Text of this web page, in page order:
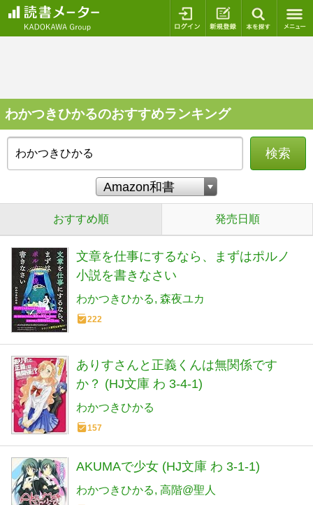
ログイン 新規登録
わかつきひかるのおすすめランキング
検索
おすすめ順 発売日順
文章を仕事にするなら、まずはポルノ
小説を書きなさい
わかつきひかる 森夜ユカ
222
ありすさんと正義くんは無関係です
か？ (HJ文庫 わ 3-4-1)
わかつきひかる
157
AKUMAで少女 (HJ文庫 わ 3-1-1)
わかつきひかる 高階@聖人